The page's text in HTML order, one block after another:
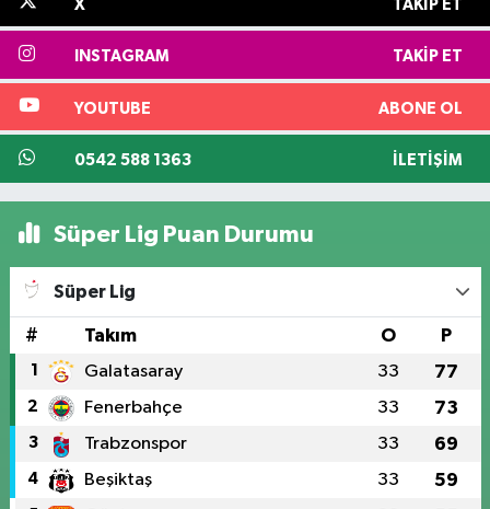
X TAKIP ET
INSTAGRAM TAKIP ET
YOUTUBE ABONE OL
0542 588 1363 İLETIŞIM
Süper Lig Puan Durumu
Süper Lig
# Takım O P
1 Galatasaray 33 77
2 Fenerbahçe 33 73
3 Trabzonspor 33 69
4 Beşiktaş 33 59